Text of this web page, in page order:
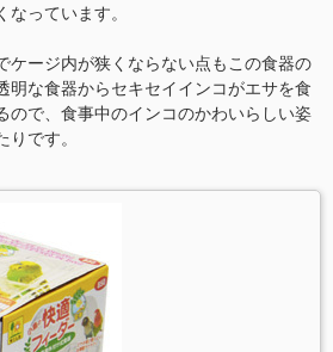
なっています。
ケージ内が狭くならない点もこの食器の
明な食器からセキセイインコがエサを食
ので、食事中のインコのかわいらしい姿
りです。